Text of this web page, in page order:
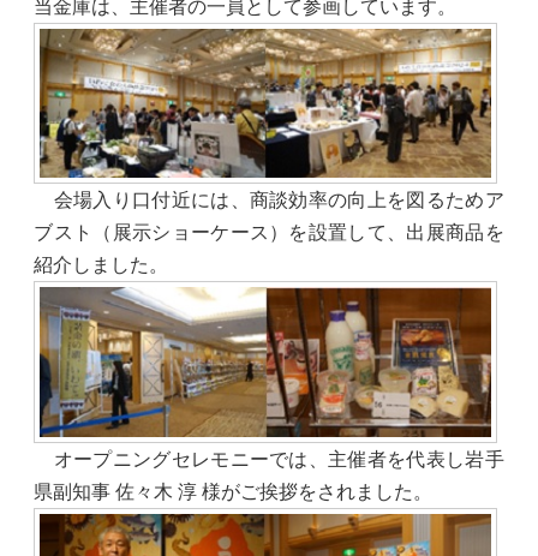
当金庫は、主催者の一員として参画しています。
会場入り口付近には、商談効率の向上を図るためア
ブスト（展示ショーケース）を設置して、出展商品を
紹介しました。
オープニングセレモニーでは、主催者を代表し岩手
県副知事 佐々木 淳 様がご挨拶をされました。